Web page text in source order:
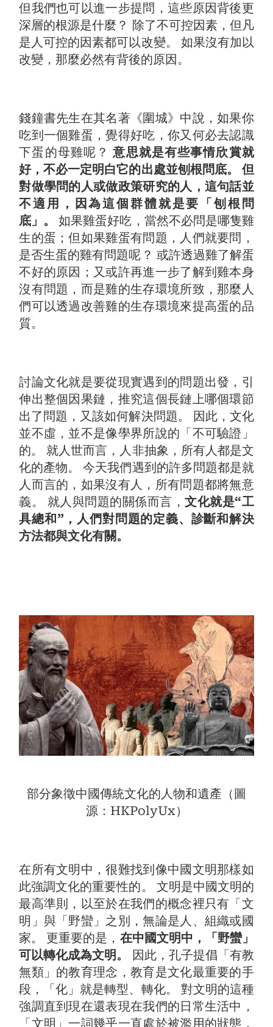
但我們也可以進一步提問，這些原因背後更
深層的根源是什麼？ 除了不可控因素，但凡
是人可控的因素都可以改變。 如果沒有加以
改變，那麼必然有背後的原因。
錢鐘書先生在其名著《圍城》中說，如果你
吃到一個雞蛋，覺得好吃，你又何必去認識
下蛋的母雞呢？意思就是有些事情欣賞就
好，不必一定明白它的出處並刨根問底。 但
對做學問的人或做政策研究的人，這句話並
不適用，因為這個群體就是要「刨根問
底」。
如果雞蛋好吃，當然不必問是哪隻雞
生的蛋；但如果雞蛋有問題，人們就要問，
是否生蛋的雞有問題呢？ 或許透過雞了解蛋
不好的原因；又或許再進一步了解到雞本身
沒有問題，而是雞的生存環境所致，那麼人
們可以透過改善雞的生存環境來提高蛋的品
質。
討論文化就是要從現實遇到的問題出發，引
伸出整個因果鏈，推究這個長鏈上哪個環節
出了問題，又該如何解決問題。 因此，文化
並不虛，並不是像學界所說的「不可驗證」
的。 就人世而言，人非抽象，所有人都是文
化的產物。 今天我們遇到的許多問題都是就
人而言的，如果沒有人，所有問題都將無意
義。 就人與問題的關係而言，文化就是“工
具總和”，人們對問題的定義、診斷和解決
方法都與文化有關。
部分象徵中國傳統文化的人物和遺產（圖
源：HKPolyUx）
在所有文明中，很難找到像中國文明那樣如
此強調文化的重要性的。 文明是中國文明的
最高準則，以至於在我們的概念裡只有「文
明」與「野蠻」之別，無論是人、組織或國
家。 更重要的是， 在中國文明中，「野蠻」
可以轉化成為文明。 因此，孔子提倡「有教
無類」的教育理念，教育是文化最重要的手
段，「化」就是轉型、轉化。 對文明的這種
強調直到現在還表現在我們的日常生活中，
「文明」一詞幾乎一直處於被濫用的狀態，